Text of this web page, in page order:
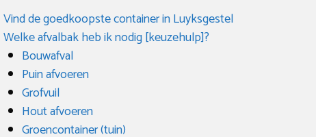
Vind de goedkoopste container in Luyksgestel
Welke afvalbak heb ik nodig [keuzehulp]?
Bouwafval
Puin afvoeren
Grofvuil
Hout afvoeren
Groencontainer (tuin)